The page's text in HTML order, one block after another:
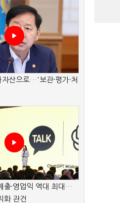
자산으로…'보관·평가·처
출·영업익 역대 최대…
화 관건